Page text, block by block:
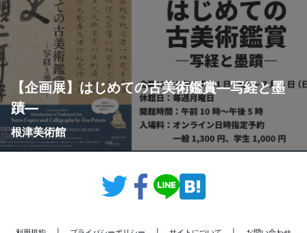
【企画展】はじめての古美術鑑賞—写経と墨
蹟—
根津美術館